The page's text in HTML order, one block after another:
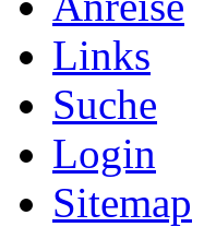
Links
Suche
Login
Sitemap